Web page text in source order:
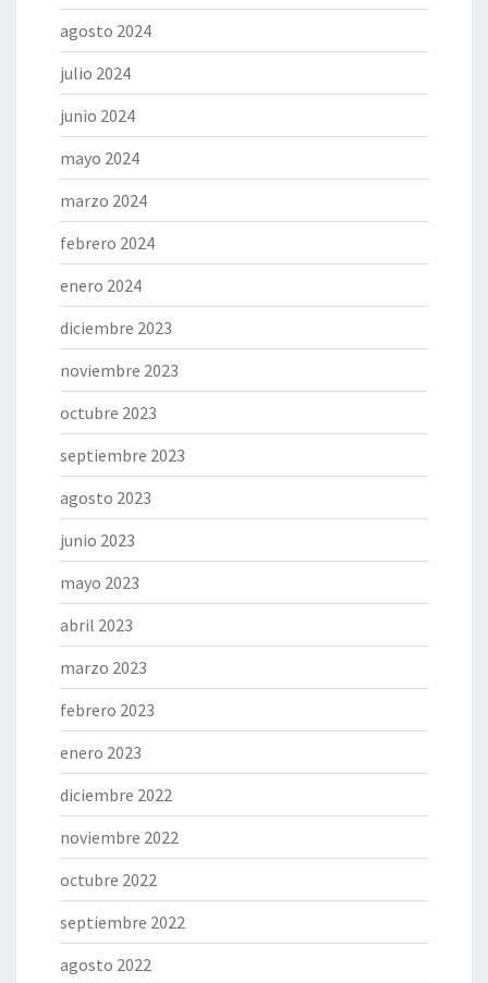
agosto 2024
julio 2024
junio 2024
mayo 2024
marzo 2024
febrero 2024
enero 2024
diciembre 2023
noviembre 2023
octubre 2023
septiembre 2023
agosto 2023
junio 2023
mayo 2023
abril 2023
marzo 2023
febrero 2023
enero 2023
diciembre 2022
noviembre 2022
octubre 2022
septiembre 2022
agosto 2022